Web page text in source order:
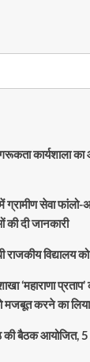
कार्यशाला
सेवा फांलो-
दी जानकारी
राजकीय विद्यालय
‘महाराणा
मजबूत करने का
की बैठक आयोजित,